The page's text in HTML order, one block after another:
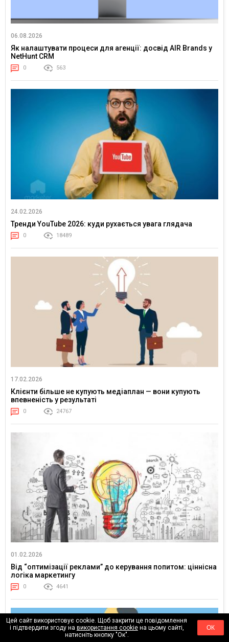
06.08.2026
Як налаштувати процеси для агенції: досвід AIR Brands у
NetHunt CRM
0 563
24.02.2026
Тренди YouTube 2026: куди рухається увага глядача
0 18489
17.02.2026
Клієнти більше не купують медіаплан — вони купують
впевненість у результаті
0 24767
01.02.2026
Від “оптимізації реклами” до керування попитом: ціннісна
логіка маркетингу
0 4641
Цей сайт використовує cookie. Щоб закрити це повідомлення
і підтвердити згоду на використання cookieна цьому сайті,
натисніть кнопку "Ок".
ОК